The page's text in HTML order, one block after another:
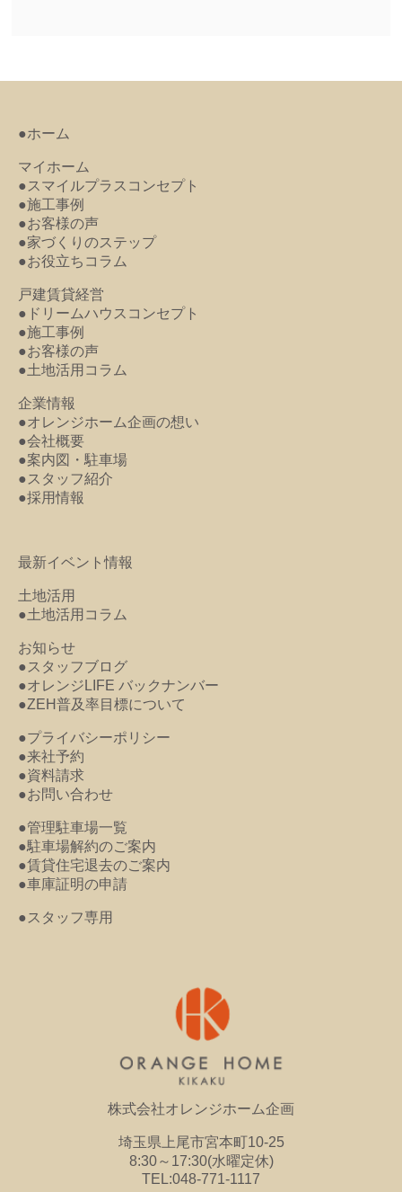
●ホーム
マイホーム
●スマイルプラスコンセプト
●施工事例
●お客様の声
●家づくりのステップ
●お役立ちコラム
戸建賃貸経営
●ドリームハウスコンセプト
●施工事例
●お客様の声
●土地活用コラム
企業情報
●オレンジホーム企画の想い
●会社概要
●案内図・駐車場
●スタッフ紹介
●採用情報
最新イベント情報
土地活用
●土地活用コラム
お知らせ
●スタッフブログ
●オレンジLIFE バックナンバー
●ZEH普及率目標について
●プライバシーポリシー
●来社予約
●資料請求
●お問い合わせ
●管理駐車場一覧
●駐車場解約のご案内
●賃貸住宅退去のご案内
●車庫証明の申請
●スタッフ専用
株式会社オレンジホーム企画
埼玉県上尾市宮本町10-25
8:30～17:30(水曜定休)
TEL:048-771-1117